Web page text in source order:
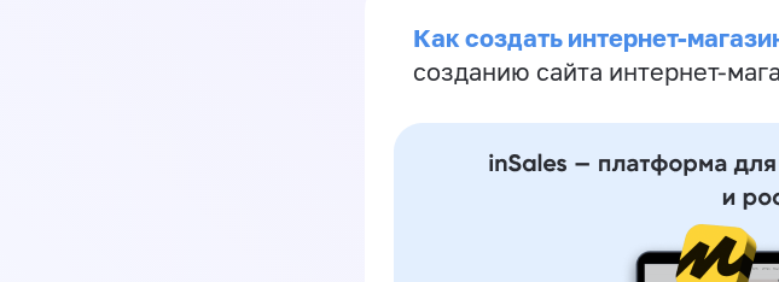
Как создать интернет-
созданию сайта интернет-